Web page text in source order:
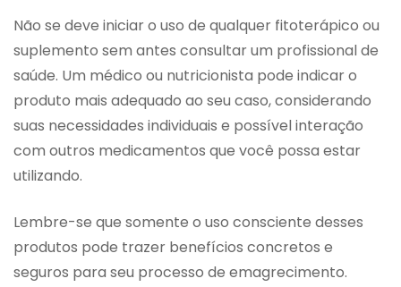
Não se deve iniciar o uso de qualquer fitoterápico ou
suplemento sem antes consultar um profissional de
saúde. Um médico ou nutricionista pode indicar o
produto mais adequado ao seu caso, considerando
suas necessidades individuais e possível interação
com outros medicamentos que você possa estar
utilizando.
Lembre-se que somente o uso consciente desses
produtos pode trazer benefícios concretos e
seguros para seu processo de emagrecimento.